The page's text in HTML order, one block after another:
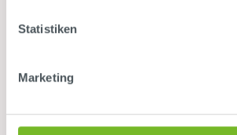
Statistiken
Marketing
30 Jahre Niederlassung
Mobilitätszukunft
und spannende Einblicke in